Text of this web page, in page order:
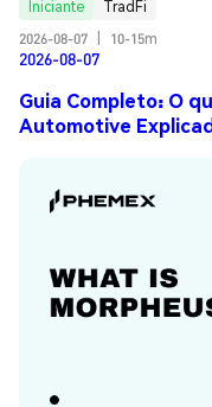
Iniciante
TradFi
2026-08-07
10-15m
2026-08-07
Guia Completo: O
Automotive